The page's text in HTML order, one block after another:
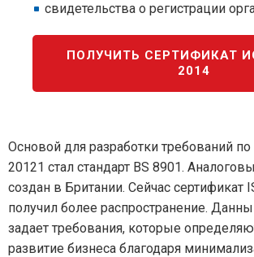
свидетельства о регистрации
ПОЛУЧИТЬ СЕРТИФИКАТ
2014
Основой для разработки требований
20121 стал стандарт BS 8901.
создан в Британии. Сейчас сертификат
получил более распространение.
задает требования, которые
развитие бизнеса благодаря